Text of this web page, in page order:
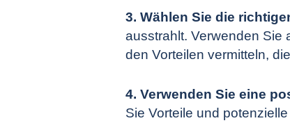
3. Wählen Sie die
ausstrahlt. Verwenden Sie
den Vorteilen vermitteln,
4. Verwenden Sie eine
Sie Vorteile und